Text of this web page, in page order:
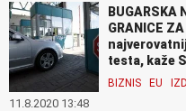
BUGARSKA
GRANICE
testa, kaže
BIZNIS EU
11.8.2020 13:48